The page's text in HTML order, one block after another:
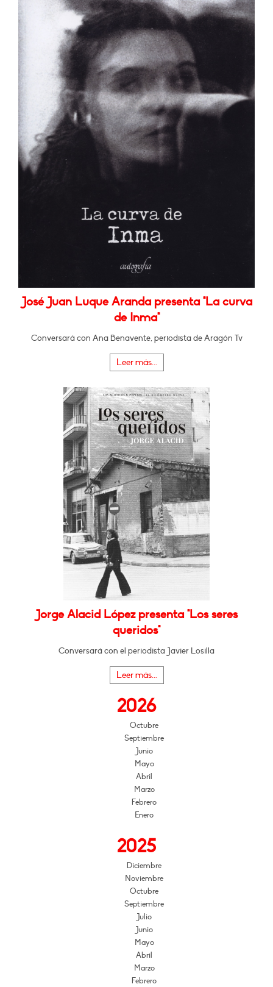
José Juan Luque Aranda presenta "La curva
de Inma"
Conversará con Ana Benavente, periodista de Aragón Tv
Leer más...
Jorge Alacid López presenta "Los seres
queridos"
Conversará con el periodista Javier Losilla
Leer más...
2026
Octubre
Septiembre
Junio
Mayo
Abril
Marzo
Febrero
Enero
2025
Diciembre
Noviembre
Octubre
Septiembre
Julio
Junio
Mayo
Abril
Marzo
Febrero